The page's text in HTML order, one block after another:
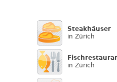
Steakhäuser
in Zürich
in Zürich